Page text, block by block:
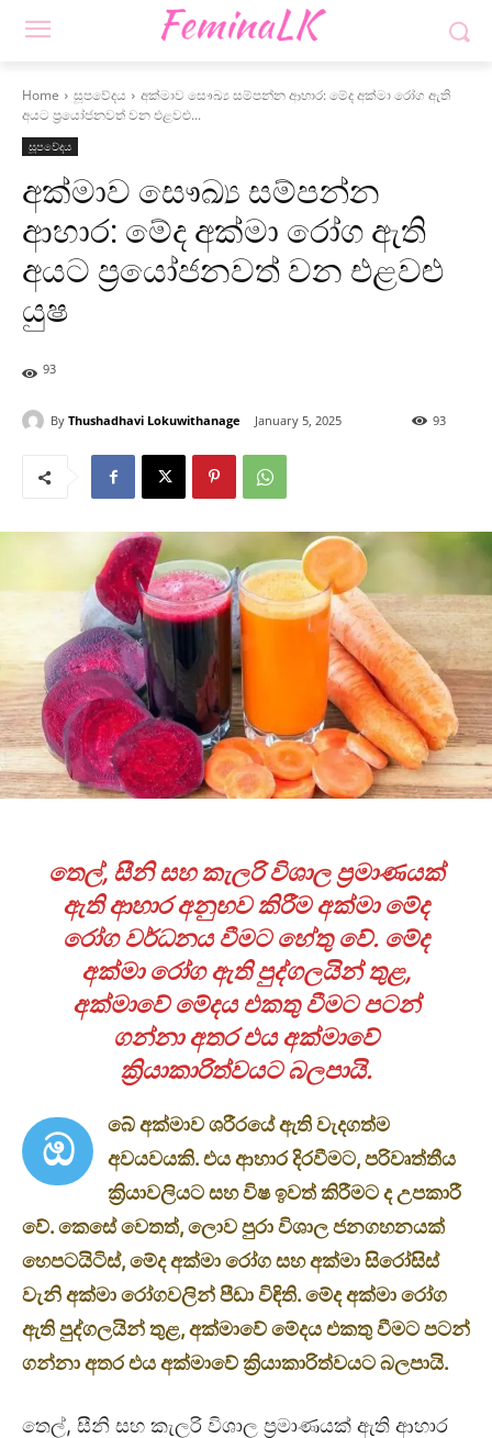
Home සූපවේදය
අක්මාව සෞඛ්‍ය සම්පන්න ආහාර: මේද අක්මා රෝග ඇති
අයට ප්‍රයෝජනවත් වන එළවළු...
සූපවේදය
අක්මාව සෞඛ්‍ය සම්පන්න
ආහාර: මේද අක්මා රෝග ඇති
අයට ප්‍රයෝජනවත් වන එළවළු
යුෂ
93
By Thushadhavi Lokuwithanage January 5, 2025 93
තෙල්, සීනි සහ කැලරි විශාල ප්‍රමාණයක්
ඇති ආහාර අනුභව කිරීම අක්මා මේද
රෝග වර්ධනය වීමට හේතු වේ. මේද
අක්මා රෝග ඇති පුද්ගලයින් තුළ,
අක්මාවේ මේදය එකතු වීමට පටන්
ගන්නා අතර එය අක්මාවේ
ක්‍රියාකාරිත්වයට බලපායි.
ඔ
බේ අක්මාව ශරීරයේ ඇති වැදගත්ම
අවයවයකි. එය ආහාර දිරවීමට,පරිවෘත්තීය
ක්‍රියාවලියට සහ විෂ ඉවත් කිරීමට ද උපකාරී
වේ. කෙසේ වෙතත්,ලොව පුරා විශාල ජනගහනයක්
හෙපටයිටිස්,මේද අක්මා රෝග සහ අක්මා සිරෝසිස්
වැනි අක්මා රෝගවලින් පීඩා විඳිති. මේද අක්මා රෝග
ඇති පුද්ගලයින් තුළ,අක්මාවේ මේදය එකතු වීමට පටන්
ගන්නා අතර එය අක්මාවේ ක්‍රියාකාරිත්වයට බලපායි.
තෙල්, සීනි සහ කැලරි විශාල ප්‍රමාණයක් ඇති ආහාර